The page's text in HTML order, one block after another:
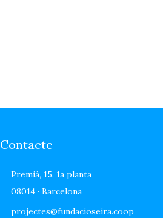
Contacte
Premià, 15. 1a planta
08014 · Barcelona
projectes@fundacioseira.coop